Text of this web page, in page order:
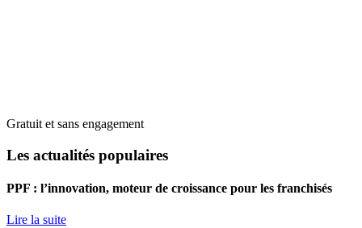
Gratuit et sans engagement
Les actualités populaires
PPF : l’innovation, moteur de croissance pour les franchisés
Lire la suite